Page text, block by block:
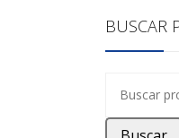
BUSCAR